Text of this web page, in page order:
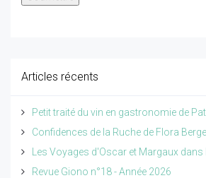
Articles récents
Petit traité du vin en gastronomie de
Confidences de la Ruche de Flora
Les Voyages d'Oscar et Margaux dans
Revue Giono n°18 - Année 2026